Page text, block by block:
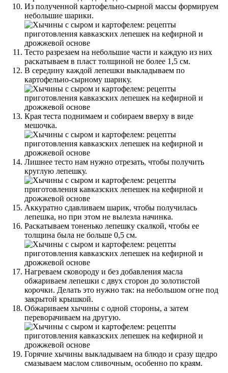
Из полученной картофельно-сырной массы формируем
небольшие шарики.
Тесто разрезаем на небольшие части и каждую из них
раскатываем в пласт толщиной не более 1,5 см.
В середину каждой лепешки выкладываем по
картофельно-сырному шарику.
Края теста поднимаем и собираем вверху в виде
мешочка.
Лишнее тесто нам нужно отрезать, чтобы получить
круглую лепешку.
Аккуратно сдавливаем шарик, чтобы получилась
лепешка, но при этом не вылезла начинка.
Раскатываем тоненько лепешку скалкой, чтобы ее
толщина была не больше 0,5 см.
Нагреваем сковороду и без добавления масла
обжариваем лепешки с двух сторон до золотистой
корочки. Делать это нужно так: на небольшом огне под
закрытой крышкой.
Обжариваем хычины с одной стороны, а затем
переворачиваем на другую.
Горячие хычины выкладываем на блюдо и сразу щедро
смазываем маслом сливочным, особенно по краям.